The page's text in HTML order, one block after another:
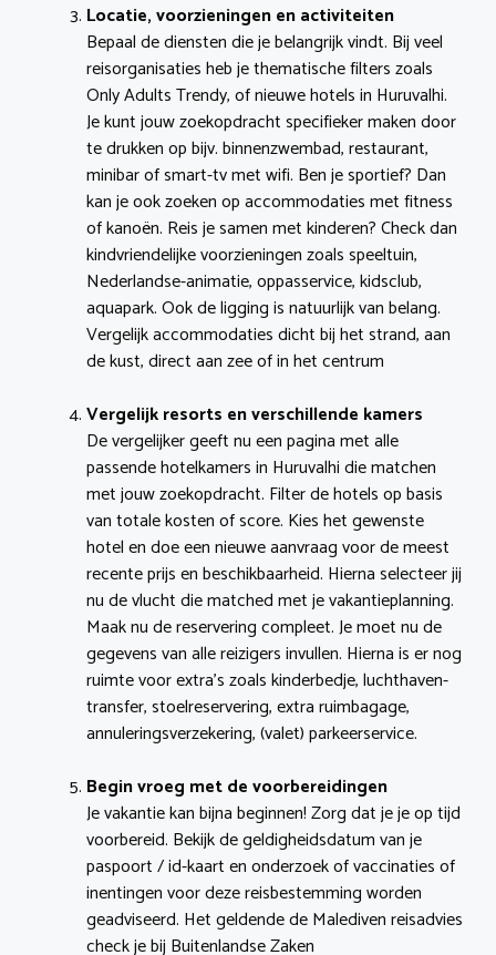
Locatie, voorzieningen en activiteiten
Bepaal de diensten die je belangrijk vindt. Bij veel
reisorganisaties heb je thematische filters zoals
Only Adults Trendy, of nieuwe hotels in Huruvalhi.
Je kunt jouw zoekopdracht specifieker maken door
te drukken op bijv. binnenzwembad, restaurant,
minibar of smart-tv met wifi. Ben je sportief? Dan
kan je ook zoeken op accommodaties met fitness
of kanoën. Reis je samen met kinderen? Check dan
kindvriendelijke voorzieningen zoals speeltuin,
Nederlandse-animatie, oppasservice, kidsclub,
aquapark. Ook de ligging is natuurlijk van belang.
Vergelijk accommodaties dicht bij het strand, aan
de kust, direct aan zee of in het centrum
Vergelijk resorts en verschillende kamers
De vergelijker geeft nu een pagina met alle
passende hotelkamers in Huruvalhi die matchen
met jouw zoekopdracht. Filter de hotels op basis
van totale kosten of score. Kies het gewenste
hotel en doe een nieuwe aanvraag voor de meest
recente prijs en beschikbaarheid. Hierna selecteer jij
nu de vlucht die matched met je vakantieplanning.
Maak nu de reservering compleet. Je moet nu de
gegevens van alle reizigers invullen. Hierna is er nog
ruimte voor extra’s zoals kinderbedje, luchthaven-
transfer, stoelreservering, extra ruimbagage,
annuleringsverzekering, (valet) parkeerservice.
Begin vroeg met de voorbereidingen
Je vakantie kan bijna beginnen! Zorg dat je je op tijd
voorbereid. Bekijk de geldigheidsdatum van je
paspoort / id-kaart en onderzoek of vaccinaties of
inentingen voor deze reisbestemming worden
geadviseerd. Het geldende de Malediven reisadvies
check je bij Buitenlandse Zaken